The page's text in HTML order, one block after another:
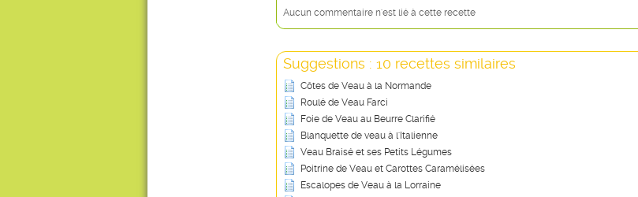
Aucun commentaire n'est lié à cette recette
Suggestions : 10 recettes similaires
Côtes de Veau à la Normande
Roulé de Veau Farci
Foie de Veau au Beurre Clarifié
Blanquette de veau à l'Italienne
Veau Braisé et ses Petits Légumes
Poitrine de Veau et Carottes Caramélisées
Escalopes de Veau à la Lorraine